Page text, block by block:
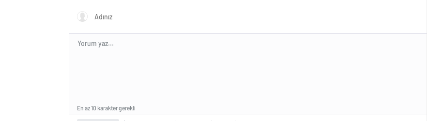
En az 10 karakter gerekli